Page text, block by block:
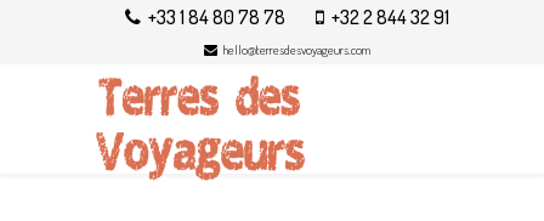
+33 1 84 80 78 78 +32 2 844 32 91
hello@terresdesvoyageurs.com